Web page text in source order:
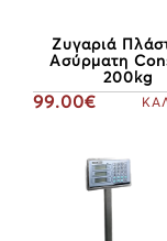
Ζυγαριά
Ασύρματη
200kg
99.00€